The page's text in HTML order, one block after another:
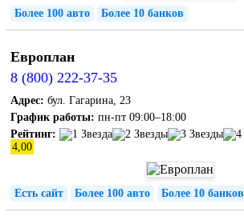
Более 100 авто Более 10 банков
Европлан
8 (800) 222-37-35
Адрес: бул. Гагарина, 23
График работы: пн-пт 09:00–18:00
Рейтинг:
4,00
Есть сайт Более 100 авто Более 10 банков